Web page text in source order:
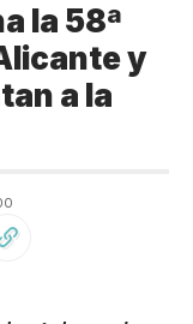
la 58ª
y
a la